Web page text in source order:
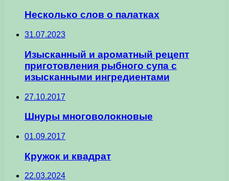
Несколько слов о палатках
31.07.2023
Изысканный и ароматный рецепт
приготовления рыбного супа с
изысканными ингредиентами
27.10.2017
Шнуры многоволокновые
01.09.2017
Кружок и квадрат
22.03.2024